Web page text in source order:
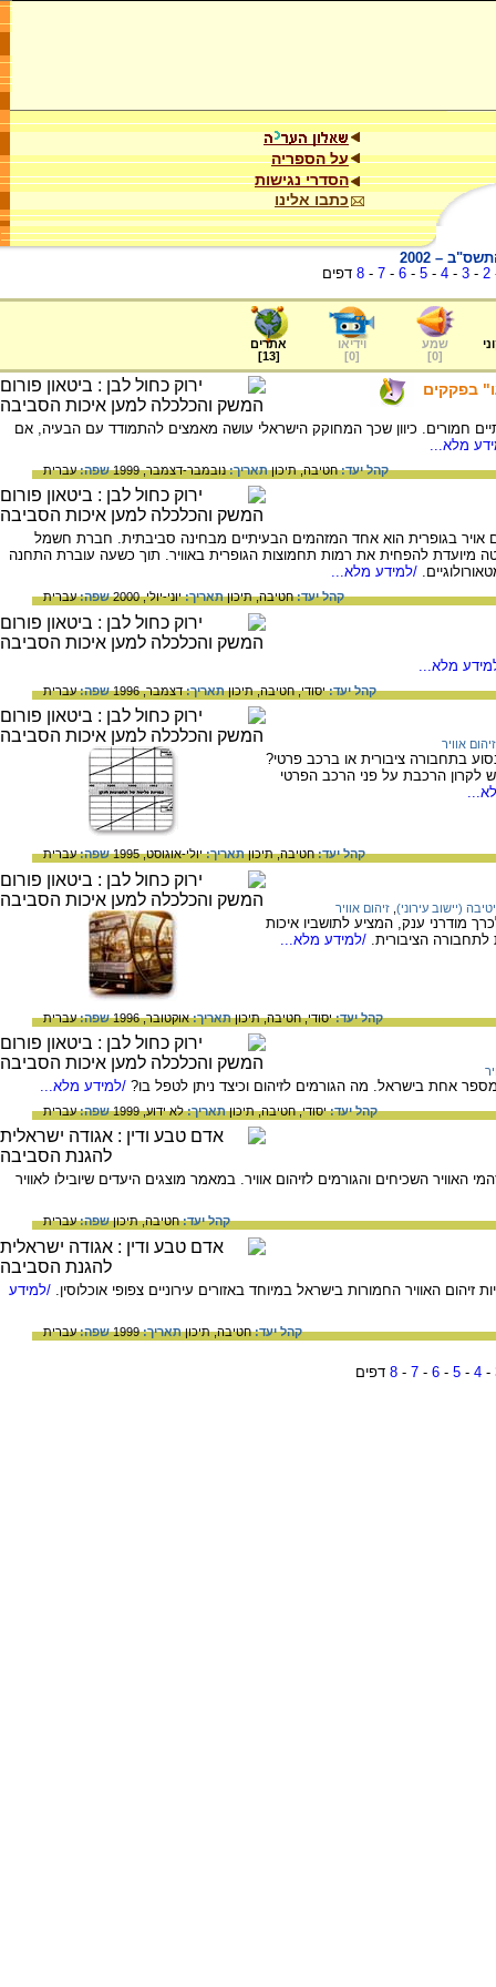
על הספריה
הסדרי נגישות
כתבו אלינו
– 2002
2
-
3
-
4
-
5
-
6
-
7
-
8 דפים
שמע
[
0
]
וידיאו
[
0
]
אתרים
[
13
]
בפקקים
חמורים. כיוון שכך המחוקק הישראלי עושה מאמצים להתמודד עם הבעיה, אם
מלא...
קהל יעד:חטיבה,תיכוןתאריך:נובמבר-דצמבר, 1999 שפה:עברית
אימצה, עוד בשנת 1982, זיהום אויר בגופרית הוא אחד המזהמים הבעיתיים מבחינה סביבתית. חברת חשמל
מיועדת להפחית את רמות תחמוצות הגופרית באוויר. תוך כשעה עוברת התחנה
/למידע מלא...
קהל יעד:חטיבה,תיכוןתאריך:יוני-יולי, 2000 שפה:עברית
מלא...
קהל יעד:יסודי,חטיבה,תיכוןתאריך:דצמבר, 1996 שפה:עברית
זיהום אוויר
בתחבורה ציבורית או ברכב פרטי?
לקרון הרכבת על פני הרכב הפרטי
קהל יעד:חטיבה,תיכוןתאריך:יולי-אוגוסט, 1995 שפה:עברית
(יישוב עירוני) זיהום אוויר
מודרני ענק, המציע לתושביו איכות
הציבורית. /למידע מלא...
קהל יעד:יסודי,חטיבה,תיכוןתאריך:אוקטובר, 1996 שפה:עברית
אחת בישראל. מה הגורמים לזיהום וכיצד ניתן לטפל בו? /למידע מלא...
קהל יעד:יסודי,חטיבה,תיכוןתאריך:לא ידוע, 1999 שפה:עברית
האוויר השכיחים והגורמים לזיהום אוויר. במאמר מוצגים היעדים שיובילו לאוויר
קהל יעד:חטיבה,תיכוןשפה:עברית
האוויר החמורות בישראל במיוחד באזורים עירוניים צפופי אוכלוסין. /למידע
קהל יעד:חטיבה,תיכוןתאריך:1999 שפה:עברית
-
4
-
5
-
6
-
7
-
8 דפים